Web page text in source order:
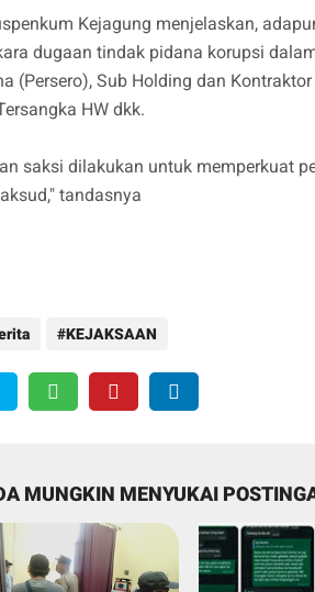
Kejagung menjelaskan,
dugaan tindak pidana korupsi
(Persero), Sub Holding dan
HW dkk.
saksi dilakukan untuk memperkuat
tandasnya
KEJAKSAAN
MUNGKIN MENYUKAI